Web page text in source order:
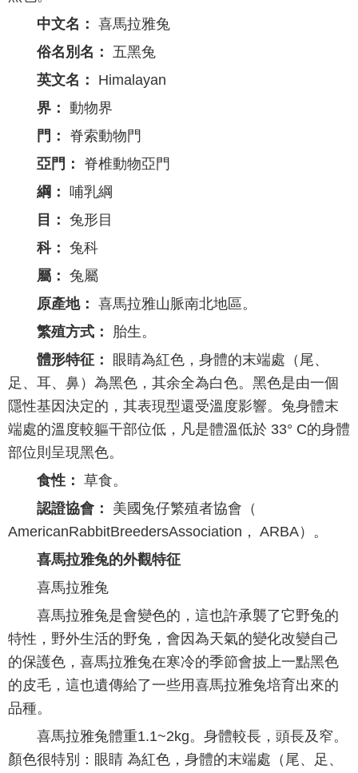
中文名： 喜馬拉雅兔
俗名別名： 五黑兔
英文名： Himalayan
界： 動物界
門： 脊索動物門
亞門： 脊椎動物亞門
綱： 哺乳綱
目： 兔形目
科： 兔科
屬： 兔屬
原產地： 喜馬拉雅山脈南北地區。
繁殖方式： 胎生。
體形特征： 眼睛為紅色，身體的末端處（尾、
足、耳、鼻）為黑色，其余全為白色。黑色是由一個
隱性基因決定的，其表現型還受溫度影響。兔身體末
端處的溫度較軀干部位低，凡是體溫低於 33° C的身體
部位則呈現黑色。
食性： 草食。
認證協會： 美國兔仔繁殖者協會（
AmericanRabbitBreedersAssociation， ARBA）。
喜馬拉雅兔的外觀特征
喜馬拉雅兔
喜馬拉雅兔是會變色的，這也許承襲了它野兔的
特性，野外生活的野兔，會因為天氣的變化改變自己
的保護色，喜馬拉雅兔在寒冷的季節會披上一點黑色
的皮毛，這也遺傳給了一些用喜馬拉雅兔培育出來的
品種。
喜馬拉雅兔體重1.1~2kg。身體較長，頭長及窄。
顏色很特別：眼睛 為紅色，身體的末端處（尾、足、